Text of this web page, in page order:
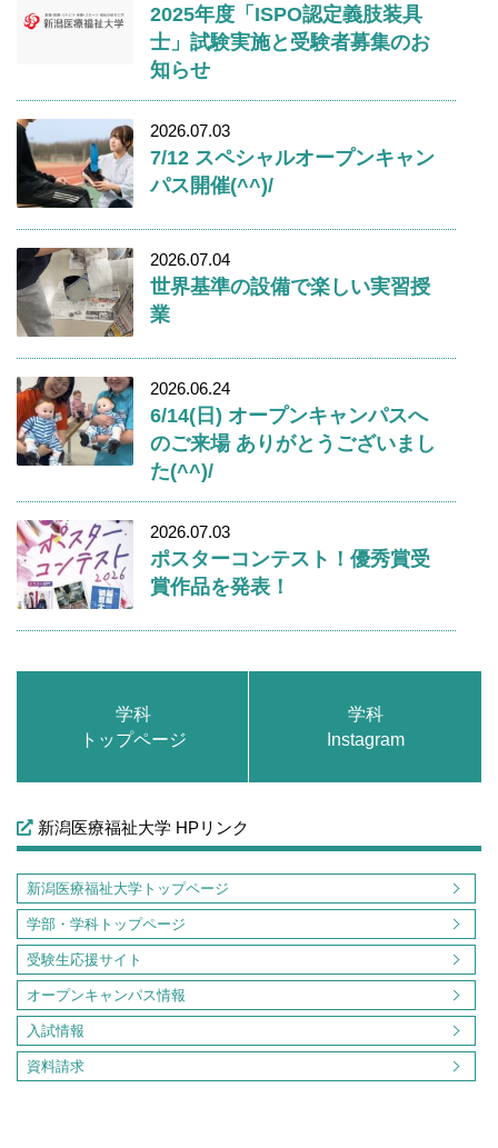
2025年度「ISPO認定義肢装具
士」試験実施と受験者募集のお
知らせ
2026.07.03
7/12 スペシャルオープンキャン
パス開催(^^)/
2026.07.04
世界基準の設備で楽しい実習授
業
2026.06.24
6/14(日) オープンキャンパスへ
のご来場 ありがとうございまし
た(^^)/
2026.07.03
ポスターコンテスト！優秀賞受
賞作品を発表！
学科
トップページ
学科
Instagram
新潟医療福祉大学 HPリンク
新潟医療福祉大学トップページ
学部・学科トップページ
受験生応援サイト
オープンキャンパス情報
入試情報
資料請求